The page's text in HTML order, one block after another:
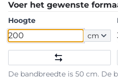
Voer het gewenste
Hoogte
cm
De bandbreedte is 50 cm. De